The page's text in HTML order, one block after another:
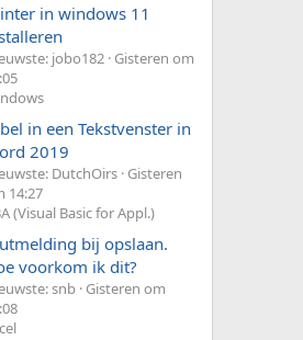
in windows 11
jobo182 Gisteren om
in een Tekstvenster in
2019
DutchOirs Gisteren
14:27
(Visual Basic for Appl.)
bij opslaan.
voorkom ik dit?
snb Gisteren om